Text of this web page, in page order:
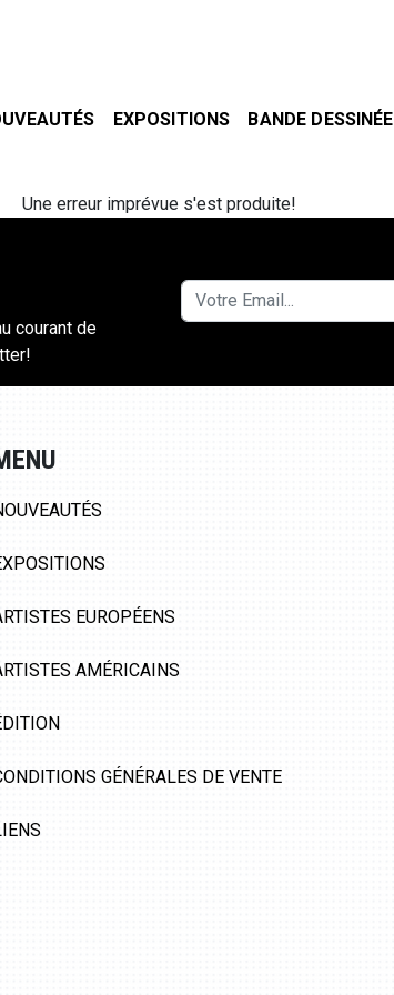
EXPOSITIONS BANDE DESSINÉE
Une erreur imprévue s'est produite!
courant de
EUROPÉENS
AMÉRICAINS
GÉNÉRALES DE VENTE